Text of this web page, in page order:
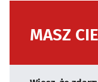
MASZ